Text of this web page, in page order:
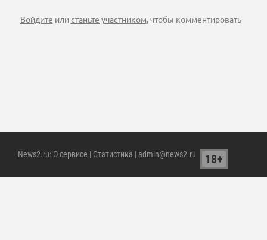
Войдите илистаньте участником, чтобы комментировать
News2.ru: О сервисе | Статистика | admin@news2.ru 18+